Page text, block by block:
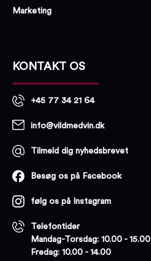
Marketing
KONTAKT OS
+45 77 34 21 64
info@vildmedvin.dk
Tilmeld dig nyhedsbrevet
Besøg os på Facebook
følg os på Instagram
Telefontider
Mandag-Torsdag: 10.00 - 15.00
Fredag: 10.00 - 14.00